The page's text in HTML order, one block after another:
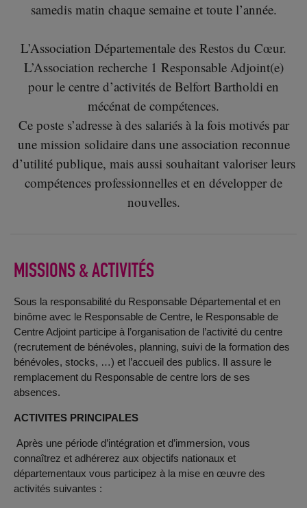
samedis matin chaque semaine et toute l’année.
L’Association Départementale des Restos du Cœur.
L’Association recherche 1 Responsable Adjoint(e)
pour le centre d’activités de Belfort Bartholdi en
mécénat de compétences.
Ce poste s’adresse à des salariés à la fois motivés par
une mission solidaire dans une association reconnue
d’utilité publique, mais aussi souhaitant valoriser leurs
compétences professionnelles et en développer de
nouvelles.
MISSIONS & ACTIVITÉS
Sous la responsabilité du Responsable Départemental et en
binôme avec le Responsable de Centre, le Responsable de
Centre Adjoint participe à l’organisation de l’activité du centre
(recrutement de bénévoles, planning, suivi de la formation des
bénévoles, stocks, …) et l’accueil des publics. Il assure le
remplacement du Responsable de centre lors de ses
absences.
ACTIVITES PRINCIPALES
Après une période d’intégration et d’immersion, vous
connaîtrez et adhérerez aux objectifs nationaux et
départementaux vous participez à la mise en œuvre des
activités suivantes :